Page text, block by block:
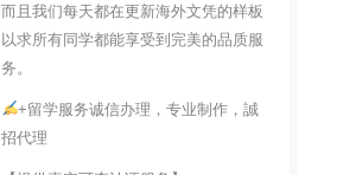
而且我们每天都在更新海外文凭的样板
以求所有同学都能享受到完美的品质服
务。
+留学服务诚信办理，专业制作，誠
招代理